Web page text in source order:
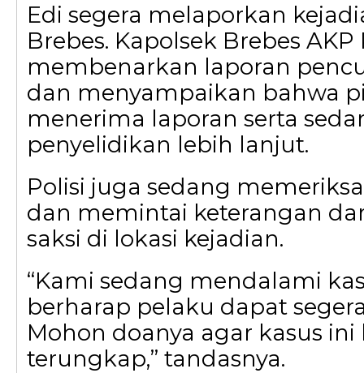
Edi segera melaporkan
Brebes. Kapolsek Brebes AKP
membenarkan laporan
dan menyampaikan bahwa
menerima laporan serta
penyelidikan lebih lanjut.
Polisi juga sedang
dan memintai keterangan
saksi di lokasi kejadian.
“Kami sedang mendalami
berharap pelaku dapat
Mohon doanya agar kasus ini
terungkap,” tandasnya.